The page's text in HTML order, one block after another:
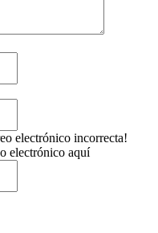
electrónico incorrecta!
electrónico aquí